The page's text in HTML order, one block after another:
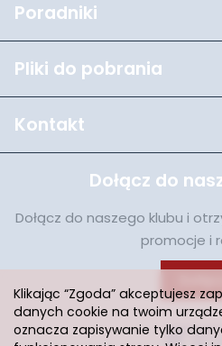
Poradniki
Pliki do pobrania
Kontakt
Dołącz do
Dołącz do naszego klubu i
promocje i
Klikając “Zgoda” akceptujesz
danych cookie na twoim
oznacza zapisywanie tylko